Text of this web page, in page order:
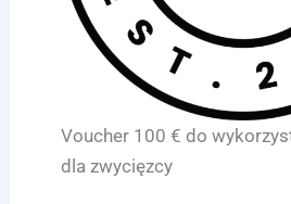
Voucher 100 € do
dla zwycięzcy